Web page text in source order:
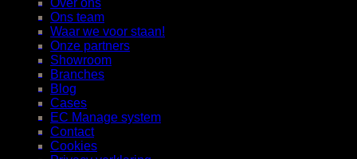
Ons team
Waar we voor staan!
Onze partners
Showroom
Branches
Blog
Cases
EC Manage system
Contact
Cookies